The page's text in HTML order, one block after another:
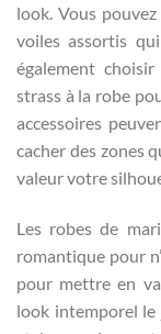
look. Vous
voiles assortis
également
strass à la robe
accessoires
cacher des zones
valeur votre
Les robes de
romantique pour
pour mettre en
look intemporel le